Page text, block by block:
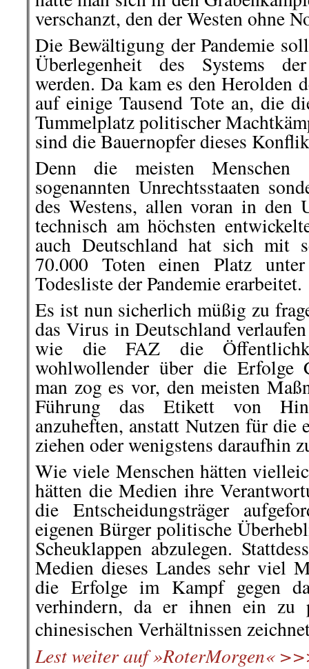
verschanzt, den der Westen ohne
Die Bewältigung der Pandemie
Überlegenheit des Systems
werden. Da kam es den Herolden
auf einige Tausend Tote an, die
Tummelplatz politischer
sind die Bauernopfer dieses
Denn die meisten
sogenannten Unrechtsstaaten
des Westens, allen voran in den
technisch am höchsten
auch Deutschland hat sich mit
70.000 Toten einen Platz
Todesliste der Pandemie erarbeitet.
Es ist nun sicherlich müßig zu
das Virus in Deutschland
wie die FAZ die
wohlwollender über die Erfolge
man zog es vor, den meisten
Führung das Etikett von
anzuheften, anstatt Nutzen für die
ziehen oder wenigstens daraufhin
Wie viele Menschen hätten
hätten die Medien ihre
die Entscheidungsträger
eigenen Bürger politische
Scheuklappen abzulegen.
Medien dieses Landes sehr viel
die Erfolge im Kampf gegen
verhindern, da er ihnen ein zu
chinesischen Verhältnissen
Lest weiter auf »RoterMorgen«